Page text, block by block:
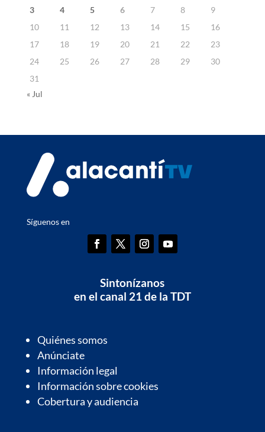
3
4 5 6 7 8
9
10
11 12 13 14 15
16
17
18 19 20 21 22
23
24
25 26 27 28 29
30
31
« Jul
Síguenos en
Sintonízanos
en el canal 21 de la TDT
Quiénes somos
Anúnciate
Información legal
Información sobre cookies
Cobertura y audiencia